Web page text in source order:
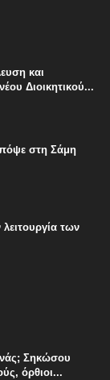
και
Διοικητικού...
στη Σάμη
των
Σηκώσου
όρθιοι...